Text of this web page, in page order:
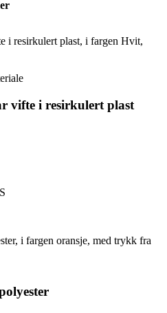
vifte i resirkulert plast